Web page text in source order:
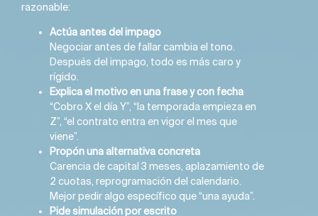
razonable:
Actúa antes del impago
Negociar antes de fallar cambia el tono.
Después del impago, todo es más caro y
rígido.
Explica el motivo en una frase y con fecha
“Cobro X el día Y”, “la temporada empieza en
Z”, “el contrato entra en vigor el mes que
viene”.
Propón una alternativa concreta
Carencia de capital 3 meses, aplazamiento de
2 cuotas, reprogramación del calendario.
Mejor pedir algo específico que “una ayuda”.
Pide simulación por escrito